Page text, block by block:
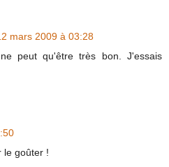
mars 2009 à 03:28
peut qu'être très bon. J'essais
le goûter !